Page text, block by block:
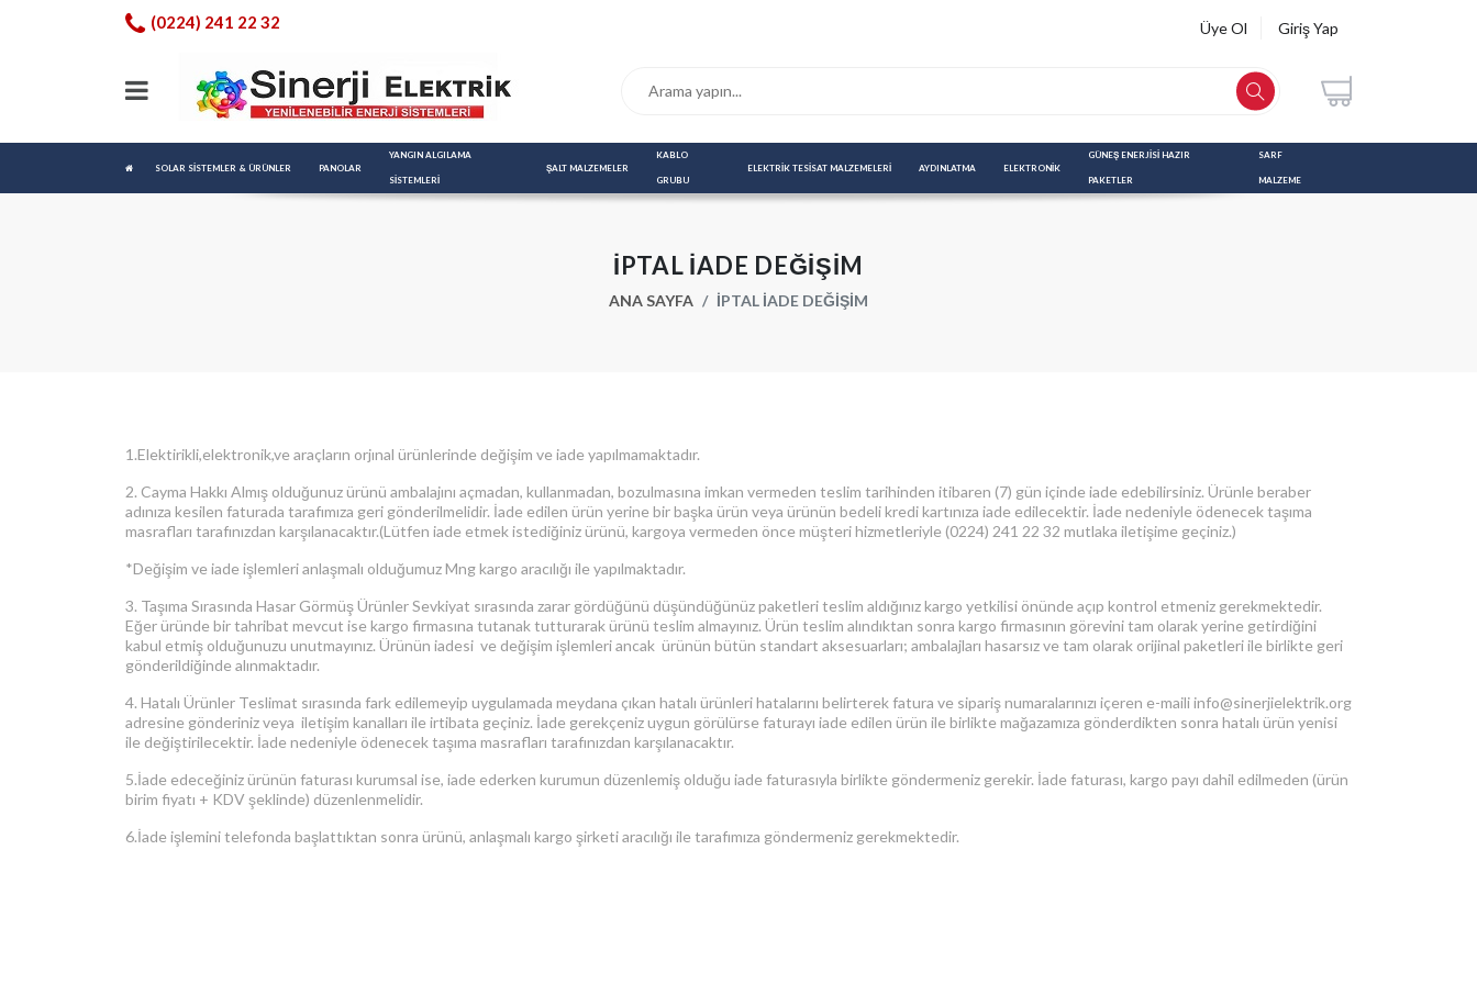
(0224) 241 22 32 Üye Ol Giriş Yap
SOLAR SİSTEMLER & ÜRÜNLER PANOLAR
YANGIN ALGILAMA
SISTEMLERI
ŞALT MALZEMELER
KABLO
GRUBU
ELEKTRİK TESİSAT MALZEMELERİ AYDINLATMA ELEKTRONİK
GÜNEŞ ENERJİSİ HAZIR
PAKETLER
SARF
MALZEME
İPTAL İADE DEĞIŞIM
ANA SAYFA İPTAL İADE DEĞIŞIM
1.Elektirikli,elektronik,ve araçların orjınal ürünlerinde değişim ve iade yapılmamaktadır.
2. Cayma Hakkı Almış olduğunuz ürünü ambalajını açmadan, kullanmadan, bozulmasına imkan vermeden teslim tarihinden itibaren (7) gün içinde iade edebilirsiniz. Ürünle beraber
adınıza kesilen faturada tarafımıza geri gönderilmelidir. İade edilen ürün yerine bir başka ürün veya ürünün bedeli kredi kartınıza iade edilecektir. İade nedeniyle ödenecek taşıma
masrafları tarafınızdan karşılanacaktır.(Lütfen iade etmek istediğiniz ürünü, kargoya vermeden önce müşteri hizmetleriyle (0224) 241 22 32 mutlaka iletişime geçiniz.)
*Değişim ve iade işlemleri anlaşmalı olduğumuz Mng kargo aracılığı ile yapılmaktadır.
3. Taşıma Sırasında Hasar Görmüş Ürünler Sevkiyat sırasında zarar gördüğünü düşündüğünüz paketleri teslim aldığınız kargo yetkilisi önünde açıp kontrol etmeniz gerekmektedir.
Eğer üründe bir tahribat mevcut ise kargo firmasına tutanak tutturarak ürünü teslim almayınız. Ürün teslim alındıktan sonra kargo firmasının görevini tam olarak yerine getirdiğini
kabul etmiş olduğunuzu unutmayınız. Ürünün iadesi ve değişim işlemleri ancak ürünün bütün standart aksesuarları; ambalajları hasarsız ve tam olarak orijinal paketleri ile birlikte geri
gönderildiğinde alınmaktadır.
4. Hatalı Ürünler Teslimat sırasında fark edilemeyip uygulamada meydana çıkan hatalı ürünleri hatalarını belirterek fatura ve sipariş numaralarınızı içeren e-maili info@sinerjielektrik.org
adresine gönderiniz veya iletişim kanalları ile irtibata geçiniz. İade gerekçeniz uygun görülürse faturayı iade edilen ürün ile birlikte mağazamıza gönderdikten sonra hatalı ürün yenisi
ile değiştirilecektir. İade nedeniyle ödenecek taşıma masrafları tarafınızdan karşılanacaktır.
5.İade edeceğiniz ürünün faturası kurumsal ise, iade ederken kurumun düzenlemiş olduğu iade faturasıyla birlikte göndermeniz gerekir. İade faturası, kargo payı dahil edilmeden (ürün
birim fiyatı + KDV şeklinde) düzenlenmelidir.
6.İade işlemini telefonda başlattıktan sonra ürünü, anlaşmalı kargo şirketi aracılığı ile tarafımıza göndermeniz gerekmektedir.